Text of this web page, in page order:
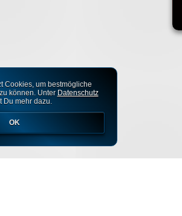
Cookies, um bestmögliche
können. Unter Datenschutz
Du mehr dazu.
OK